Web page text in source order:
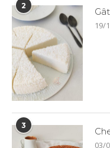
2
19/
3
03/